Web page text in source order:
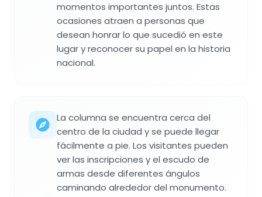
momentos importantes juntos. Estas
ocasiones atraen a personas que
desean honrar lo que sucedió en este
lugar y reconocer su papel en la historia
nacional.
La columna se encuentra cerca del
centro de la ciudad y se puede llegar
fácilmente a pie. Los visitantes pueden
ver las inscripciones y el escudo de
armas desde diferentes ángulos
caminando alrededor del monumento.